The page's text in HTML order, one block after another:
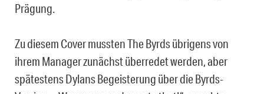
Prägung.
Zu diesem Cover mussten The Byrds übrigens von
ihrem Manager zunächst überredet werden, aber
spätestens Dylans Begeisterung über die Byrds-